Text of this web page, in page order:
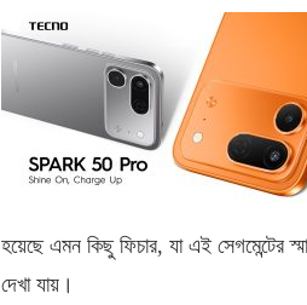
হয়েছে এমন কিছু ফিচার, যা এই সেগমেন্টের
দেখা যায়।